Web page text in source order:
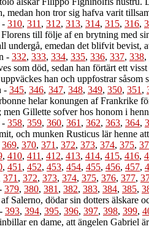
medan hon tror sig hafva varit
- 310, 311 , 312, 313, 314, 315, 316,
till följe af en brytning med
undergå, emedan det blifvit bevist,
- 332, 333, 334, 335, 336, 337, 338,
som död, sedan han förtärt ett
han och uppfostrar
- 345, 346, 347, 348, 349, 350, 351 ,
helar konungen af Frankrike
Gillette sofver hos honom i
- 358, 359, 360, 361 , 362, 363, 364,
och munken Rusticus lär henne
369, 370, 371 , 372, 373, 374, 375,
, 410, 411 , 412, 413, 414, 415, 416,
, 451 , 452, 453, 454, 455, 456, 457,
371 , 372, 373, 374, 375, 376, 377,
379, 380, 381 , 382, 383, 384, 385,
Salerno, dödar sin dotters älskare
- 393, 394, 395, 396, 397, 398, 399,
en dame, att ängelen Gabriel